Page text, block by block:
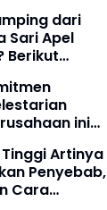
dari
Sari Apel
Berikut
ini
lebih dari
Artinya
Penyebab,
Cara